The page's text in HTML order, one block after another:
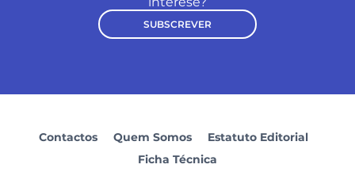
SUBSCREVER
Contactos Quem Somos
Estatuto Editorial
Ficha Técnica